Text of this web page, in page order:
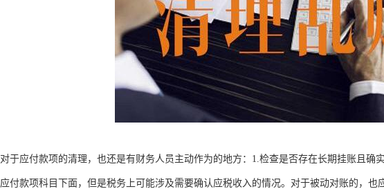
对于应付款项的清理，也还是有财务人员主动作为的地方：1.检查是否存在长期挂账且确
应付款项科目下面，但是税务上可能涉及需要确认应税收入的情况。对于被动对账的，